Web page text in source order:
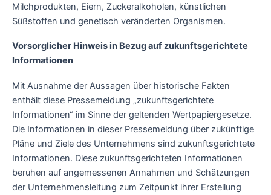
Milchprodukten, Eiern, Zuckeralkoholen, künstlichen
Süßstoffen und genetisch veränderten Organismen.
Vorsorglicher Hinweis in Bezug auf zukunftsgerichtete
Informationen
Mit Ausnahme der Aussagen über historische Fakten
enthält diese Pressemeldung „zukunftsgerichtete
Informationen“ im Sinne der geltenden Wertpapiergesetze.
Die Informationen in dieser Pressemeldung über zukünftige
Pläne und Ziele des Unternehmens sind zukunftsgerichtete
Informationen. Diese zukunftsgerichteten Informationen
beruhen auf angemessenen Annahmen und Schätzungen
der Unternehmensleitung zum Zeitpunkt ihrer Erstellung